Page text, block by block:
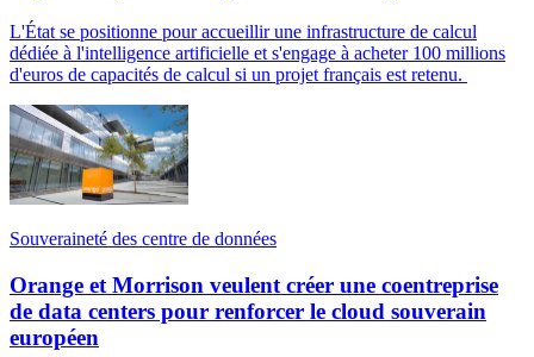
L'État se positionne pour accueillir une infrastructure de calcul
dédiée à l'intelligence artificielle et s'engage à acheter 100 millions
d'euros de capacités de calcul si un projet français est retenu.
Souveraineté des centre de données
Orange et Morrison veulent créer une coentreprise
de data centers pour renforcer le cloud souverain
européen